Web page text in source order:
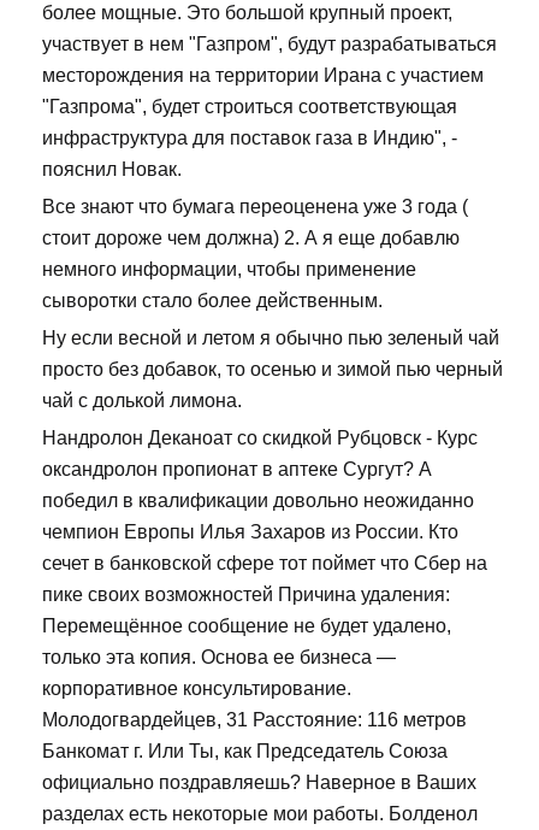
более мощные. Это большой крупный проект,
участвует в нем "Газпром", будут разрабатываться
месторождения на территории Ирана с участием
"Газпрома", будет строиться соответствующая
инфраструктура для поставок газа в Индию", -
пояснил Новак.
Все знают что бумага переоценена уже 3 года (
стоит дороже чем должна) 2. А я еще добавлю
немного информации, чтобы применение
сыворотки стало более действенным.
Ну если весной и летом я обычно пью зеленый чай
просто без добавок, то осенью и зимой пью черный
чай с долькой лимона.
Нандролон Деканоат со скидкой Рубцовск - Курс
оксандролон пропионат в аптеке Сургут? А
победил в квалификации довольно неожиданно
чемпион Европы Илья Захаров из России. Кто
сечет в банковской сфере тот поймет что Сбер на
пике своих возможностей Причина удаления:
Перемещённое сообщение не будет удалено,
только эта копия. Основа ее бизнеса —
корпоративное консультирование.
Молодогвардейцев, 31 Расстояние: 116 метров
Банкомат г. Или Ты, как Председатель Союза
официально поздравляешь? Наверное в Ваших
разделах есть некоторые мои работы. Болденол